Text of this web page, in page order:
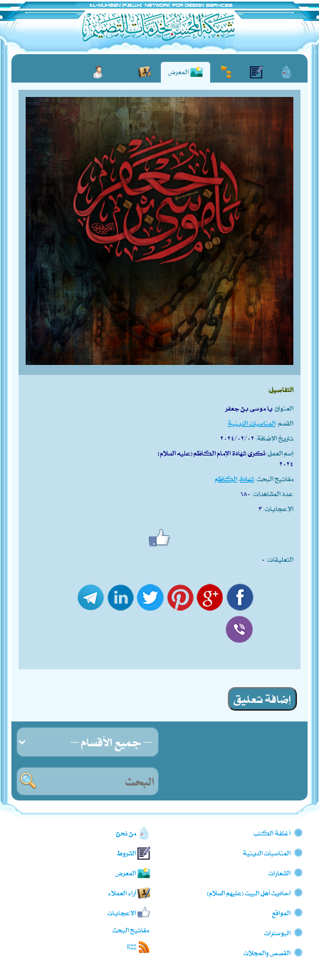
المعرض
التفاصيل:
العنوان:يا موسى بن جعفر
القسم:المناسبات الدينية
تاريخ الإضافة:٢٠٢٤/٠٢/٠٢
إسم العمل:ذكرى شهادة الإمام الكاظم (عليه السلام)
٢٠٢٤
مفاتيح البحث:شهادة،الكاظم
عدد المشاهدات:٦٨٠
الإعجابات:٣
التعليقات:٠
إضافة تعليق
أغلفة الكتب
المناسبات الدينية
الشعارات
أحاديث أهل البيت (عليهم السلام)
المواقع
البوسترات
القصص والمجلات
من نحن؟
الشروط
المعرض
آراء العملاء
الإعجابات
مفاتيح البحث
RSS